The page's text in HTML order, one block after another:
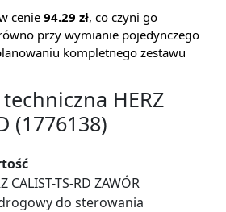
cenie 94.29 zł, co czyni go
przy wymianie pojedynczego
kompletnego zestawu
HERZ
(1776138)
CALIST-TS-RD ZAWÓR
do sterowania